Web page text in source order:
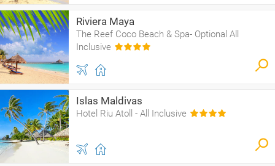
Riviera Maya
The Reef Coco Beach & Spa- Optional All
Inclusive
Islas Maldivas
Hotel Riu Atoll - All Inclusive